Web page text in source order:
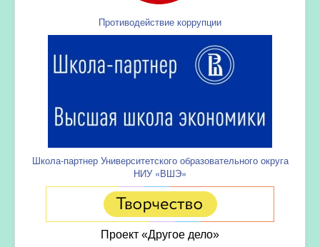
Противодействие коррупции
Школа-партнер Университетского образовательного округа
НИУ «ВШЭ»
Проект «Другое дело»